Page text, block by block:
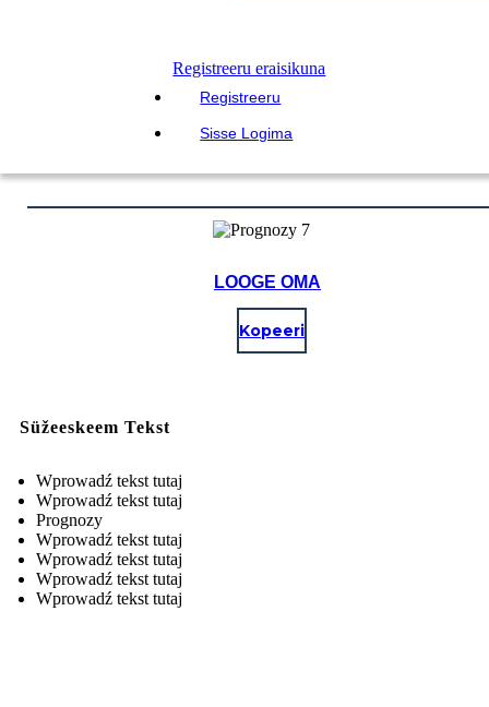
Registreeru eraisikuna
Registreeru
Sisse Logima
LOOGE OMA
Kopeeri
Süžeeskeem Tekst
Wprowadź tekst tutaj
Wprowadź tekst tutaj
Prognozy
Wprowadź tekst tutaj
Wprowadź tekst tutaj
Wprowadź tekst tutaj
Wprowadź tekst tutaj